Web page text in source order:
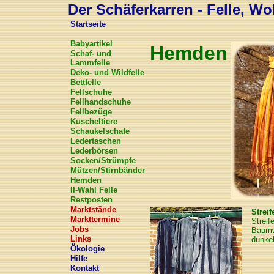
Der Schäferkarren - Felle,
Startseite
Babyartikel
Schaf- und
Lammfelle
Deko- und Wildfelle
Bettfelle
Fellschuhe
Fellhandschuhe
Fellbezüge
Kuscheltiere
Schaukelschafe
Ledertaschen
Lederbörsen
Socken/Strümpfe
Mützen/Stirnbänder
Hemden
II-Wahl Felle
Restposten
Marktstände
Markttermine
Jobs
Links
Ökologie
Hilfe
Kontakt
Hemden